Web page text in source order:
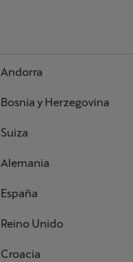
Andorra
Bosnia y Herzegovina
Suiza
Alemania
España
Reino Unido
Croacia